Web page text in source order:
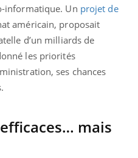
informatique. Un projet de
américain, proposait
d’un milliards de
les priorités
ses chances
mais